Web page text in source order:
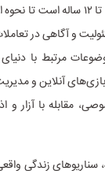
تمرکز اصلی آن کمک به
و آگاهی در
مرتبط با
آنلاین و
مقابله با
سناریو‌های زندگی